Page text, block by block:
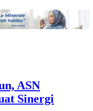
ASN
Sinergi